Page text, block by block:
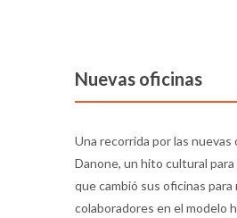
Nuevas oficinas
Una recorrida por las nuevas
Danone, un hito cultural para
que cambió sus oficinas para
colaboradores en el modelo